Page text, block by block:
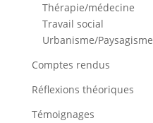
Thérapie/médecine
Travail social
Urbanisme/Paysagisme
Comptes rendus
Réflexions théoriques
Témoignages